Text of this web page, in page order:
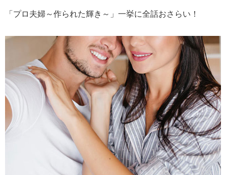
「プロ夫婦～作られた輝き～」一挙に全話おさらい！